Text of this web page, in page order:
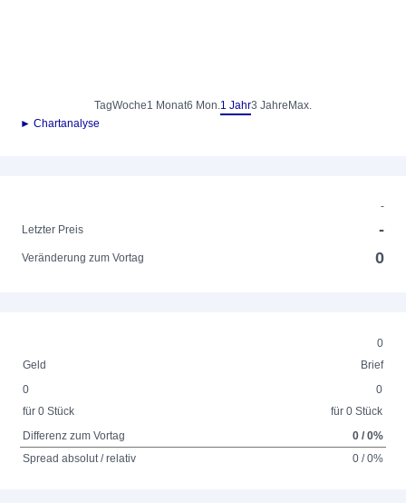
TagWoche1 Monat6 Mon.1 Jahr3 Jahre Max.
► Chartanalyse
-
Letzter Preis
-
Veränderung zum Vortag 0
0
Geld
Brief
0
für 0 Stück
0
für 0 Stück
Differenz zum Vortag
0 / 0%
Spread absolut / relativ
0 / 0%